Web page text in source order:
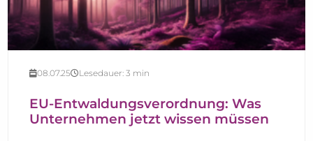
08.07.25 Lesedauer: 3 min
EU-Entwaldungsverordnung: Was
Unternehmen jetzt wissen müssen